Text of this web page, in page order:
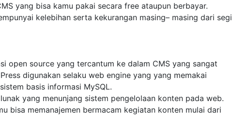
yang bisa kamu pakai secara free ataupun berbayar.
kelebihan serta kekurangan masing– masing dari segi
open source yang tercantum ke dalam CMS yang sangat
digunakan selaku web engine yang yang memakai
basis informasi MySQL.
yang menunjang sistem pengelolaan konten pada web.
bisa memanajemen bermacam kegiatan konten mulai dari